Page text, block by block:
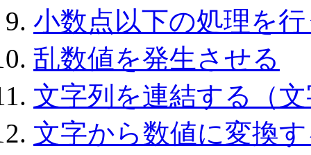
小数点以下の処理を
乱数値を発生させる
文字列を連結する（
文字から数値に変換